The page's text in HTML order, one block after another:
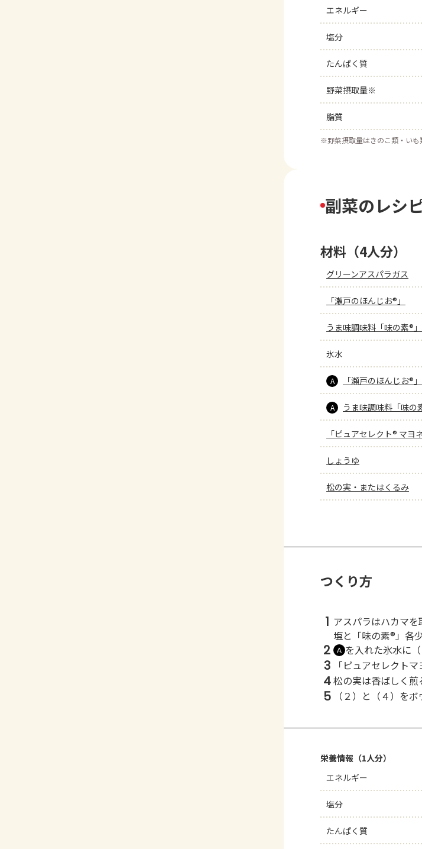
エネルギー
塩分
たんぱく質
野菜摂取量※
脂質
※野菜摂取量はきのこ類・いも
副菜のレシ
材料（4人分）
グリーンアスパラガス
「瀬戸のほんじお®」
うま味調味料「味の素®」
氷水
A 「瀬戸のほんじお®」
A うま味調味料「味の
「ピュアセレクト® マヨ
しょうゆ
松の実・またはくるみ
つくり方
1 アスパラはハカマを
塩と「味の素®」各
2 Ａ を入れた氷水に（
3 「ピュアセレクト
4松の実は香ばしく煎
5 （２）と（４）を
栄養情報（1人分）
エネルギー
塩分
たんぱく質